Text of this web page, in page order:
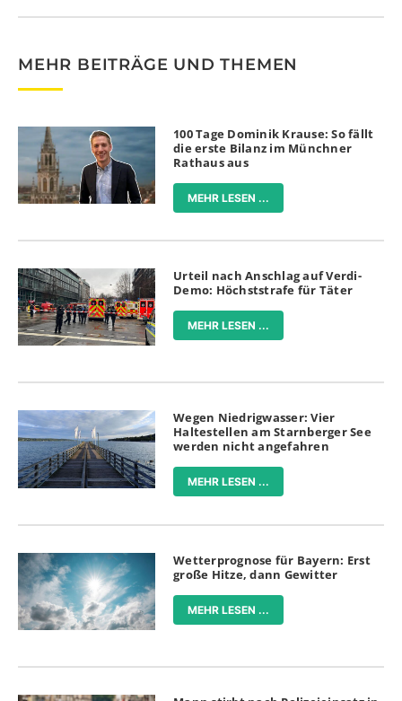
MEHR BEITRÄGE UND THEMEN
100 Tage Dominik Krause: So fällt
die erste Bilanz im Münchner
Rathaus aus
MEHR LESEN ...
Urteil nach Anschlag auf Verdi-
Demo: Höchststrafe für Täter
MEHR LESEN ...
Wegen Niedrigwasser: Vier
Haltestellen am Starnberger See
werden nicht angefahren
MEHR LESEN ...
Wetterprognose für Bayern: Erst
große Hitze, dann Gewitter
MEHR LESEN ...